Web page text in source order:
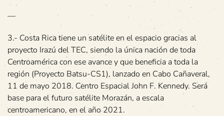
—
3.- Costa Rica tiene un satélite en el espacio gracias al
proyecto Irazú del TEC, siendo la única nación de toda
Centroamérica con ese avance y que beneficia a toda la
región (Proyecto Batsu-CS1), lanzado en Cabo Cañaveral,
11 de mayo 2018. Centro Espacial John F. Kennedy. Será
base para el futuro satélite Morazán, a escala
centroamericano, en el año 2021.